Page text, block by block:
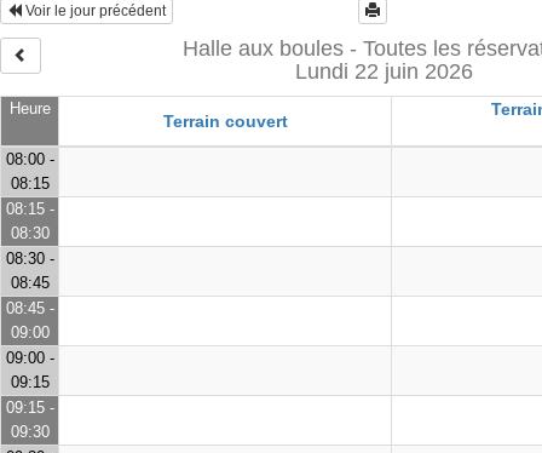
Voir le jour précédent
Halle aux boules - Toutes les
Lundi 22 juin 2026
Heure
Terrain couvert
08:00 -
08:15
08:15 -
08:30
08:30 -
08:45
08:45 -
09:00
09:00 -
09:15
09:15 -
09:30